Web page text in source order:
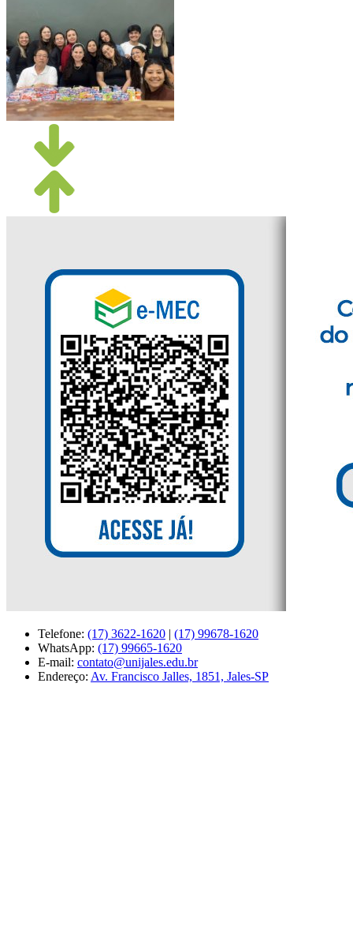
Telefone: (17) 3622-1620 | (17) 99678-1620
WhatsApp: (17) 99665-1620
E-mail: contato@unijales.edu.br
Endereço: Av. Francisco Jalles, 1851, Jales-SP